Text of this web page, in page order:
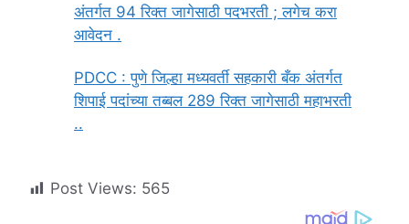
अंतर्गत 94 रिक्त जागेसाठी पदभरती ; लगेच करा
आवेदन .
PDCC : पुणे जिल्हा मध्यवर्ती सहकारी बँक अंतर्गत
शिपाई पदांच्या तब्बल 289 रिक्त जागेसाठी महाभरती
..
Post Views: 565